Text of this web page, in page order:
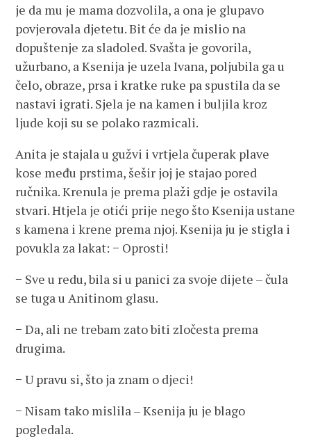
je da mu je mama dozvolila, a ona je glupavo
povjerovala djetetu. Bit će da je mislio na
dopuštenje za sladoled. Svašta je govorila,
užurbano, a Ksenija je uzela Ivana, poljubila ga u
čelo, obraze, prsa i kratke ruke pa spustila da se
nastavi igrati. Sjela je na kamen i buljila kroz
ljude koji su se polako razmicali.
Anita je stajala u gužvi i vrtjela čuperak plave
kose među prstima, šešir joj je stajao pored
ručnika. Krenula je prema plaži gdje je ostavila
stvari. Htjela je otići prije nego što Ksenija ustane
s kamena i krene prema njoj. Ksenija ju je stigla i
povukla za lakat: − Oprosti!
− Sve u redu, bila si u panici za svoje dijete – čula
se tuga u Anitinom glasu.
− Da, ali ne trebam zato biti zločesta prema
drugima.
− U pravu si, što ja znam o djeci!
− Nisam tako mislila – Ksenija ju je blago
pogledala.